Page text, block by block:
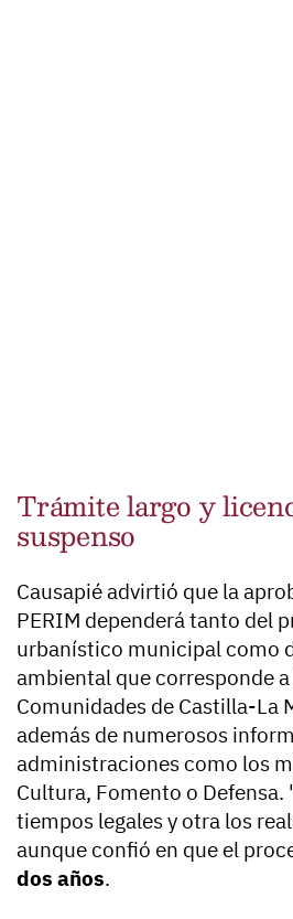
Trámite largo y
suspenso
Causapié advirtió que la
PERIM dependerá tanto del
urbanístico municipal como
ambiental que corresponde
Comunidades de Castilla-La
además de numerosos
administraciones como los
Cultura, Fomento o Defensa.
tiempos legales y otra los
aunque confió en que el
dos años.